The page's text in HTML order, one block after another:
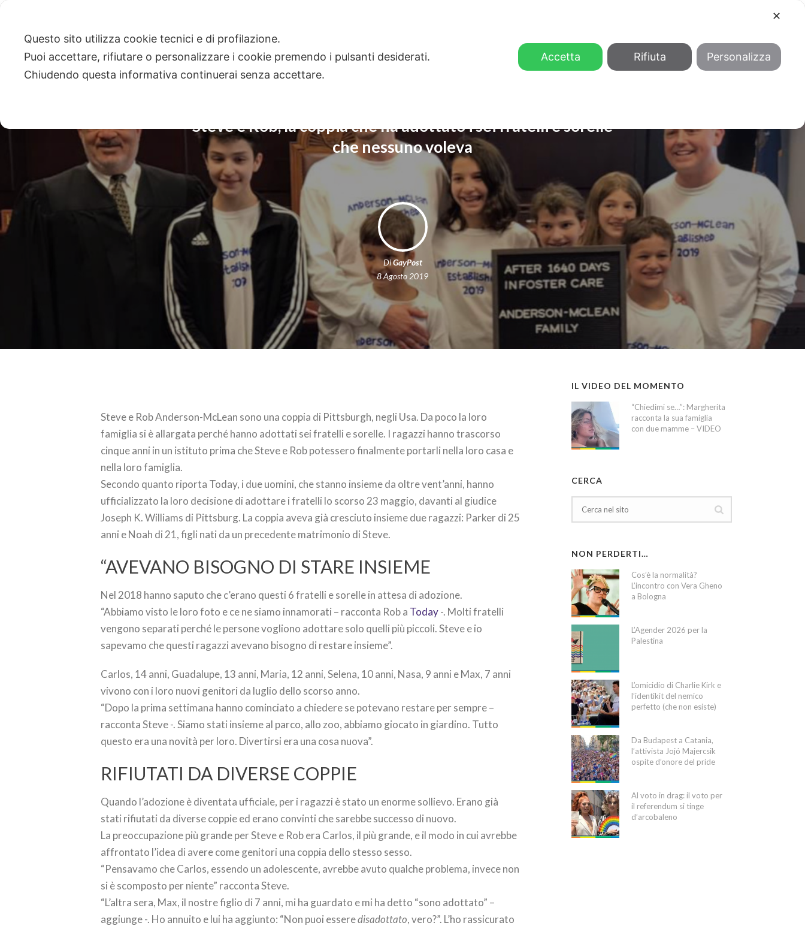
Steve e Rob, la coppia che ha adottato i sei fratelli e sorelle
che nessuno voleva
DiGayPost
8 Agosto 2019
Steve e Rob Anderson-McLean sono una coppia di Pittsburgh, negli Usa. Da poco la loro
famiglia si è allargata perché hanno adottati sei fratelli e sorelle. I ragazzi hanno trascorso
cinque anni in un istituto prima che Steve e Rob potessero finalmente portarli nella loro casa e
nella loro famiglia.
Secondo quanto riporta Today, i due uomini, che stanno insieme da oltre vent’anni, hanno
ufficializzato la loro decisione di adottare i fratelli lo scorso 23 maggio, davanti al giudice
Joseph K. Williams di Pittsburg. La coppia aveva già cresciuto insieme due ragazzi: Parker di 25
anni e Noah di 21, figli nati da un precedente matrimonio di Steve.
“AVEVANO BISOGNO DI STARE INSIEME
Nel 2018 hanno saputo che c’erano questi 6 fratelli e sorelle in attesa di adozione.
“Abbiamo visto le loro foto e ce ne siamo innamorati – racconta Rob a Today-. Molti fratelli
vengono separati perché le persone vogliono adottare solo quelli più piccoli. Steve e io
sapevamo che questi ragazzi avevano bisogno di restare insieme”.
Carlos, 14 anni, Guadalupe, 13 anni, Maria, 12 anni, Selena, 10 anni, Nasa, 9 anni e Max, 7 anni
vivono con i loro nuovi genitori da luglio dello scorso anno.
“Dopo la prima settimana hanno cominciato a chiedere se potevano restare per sempre –
racconta Steve -. Siamo stati insieme al parco, allo zoo, abbiamo giocato in giardino. Tutto
questo era una novità per loro. Divertirsi era una cosa nuova”.
RIFIUTATI DA DIVERSE COPPIE
Quando l’adozione è diventata ufficiale, per i ragazzi è stato un enorme sollievo. Erano già
stati rifiutati da diverse coppie ed erano convinti che sarebbe successo di nuovo.
La preoccupazione più grande per Steve e Rob era Carlos, il più grande, e il modo in cui avrebbe
affrontato l’idea di avere come genitori una coppia dello stesso sesso.
“Pensavamo che Carlos, essendo un adolescente, avrebbe avuto qualche problema, invece non
si è scomposto per niente” racconta Steve.
“L’altra sera, Max, il nostre figlio di 7 anni, mi ha guardato e mi ha detto “sono adottato” –
aggiunge -. Ho annuito e lui ha aggiunto: “Non puoi esseredisadottato, vero?”. L’ho rassicurato
IL VIDEO DEL MOMENTO
“Chiedimi se…”: Margherita
racconta la sua famiglia
con due mamme – VIDEO
CERCA
NON PERDERTI…
Cos’è la normalità?
L’incontro con Vera Gheno
a Bologna
L’Agender 2026 per la
Palestina
L’omicidio di Charlie Kirk e
l’identikit del nemico
perfetto (che non esiste)
Da Budapest a Catania,
l’attivista Jojó Majercsik
ospite d’onore del pride
Al voto in drag: il voto per
il referendum si tinge
d’arcobaleno
✕
Questo sito utilizza cookie tecnici e di profilazione.
Puoi accettare, rifiutare o personalizzare i cookie premendo i pulsanti desiderati.
Chiudendo questa informativa continuerai senza accettare.
Accetta Rifiuta Personalizza